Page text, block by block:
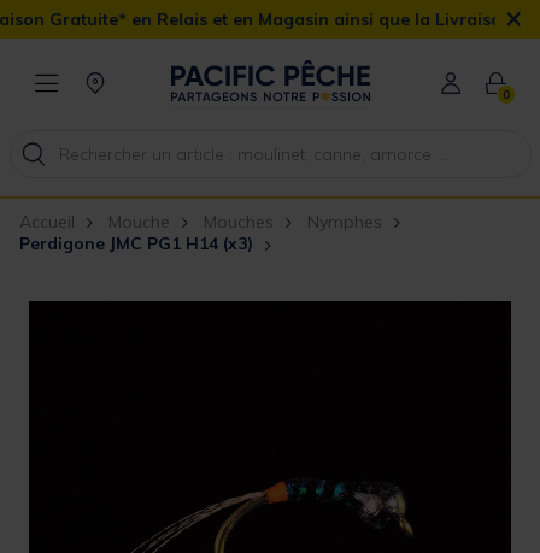
en Relais et en Magasin ainsi que la Livraison ×
0
Accueil Mouche Mouches
Nymphes
Perdigone JMC PG1 H14 (x3)